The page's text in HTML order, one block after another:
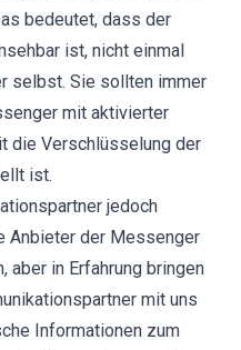
bedeutet, dass der
ist, nicht einmal
selbst. Sie sollten immer
mit aktivierter
die Verschlüsselung der
ist.
jedoch
Anbieter der Messenger
aber in Erfahrung bringen
mit uns
Informationen zum